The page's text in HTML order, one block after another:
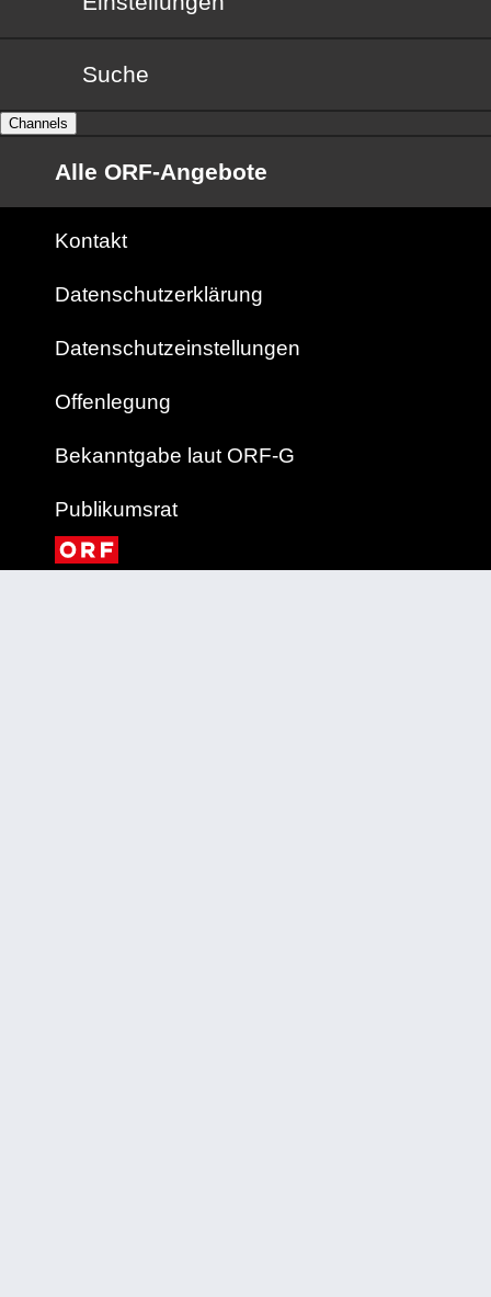
Suche
Channels
Alle ORF-Angebote
Kontakt
Datenschutzerklärung
Datenschutzeinstellungen
Offenlegung
Bekanntgabe laut ORF-G
Publikumsrat